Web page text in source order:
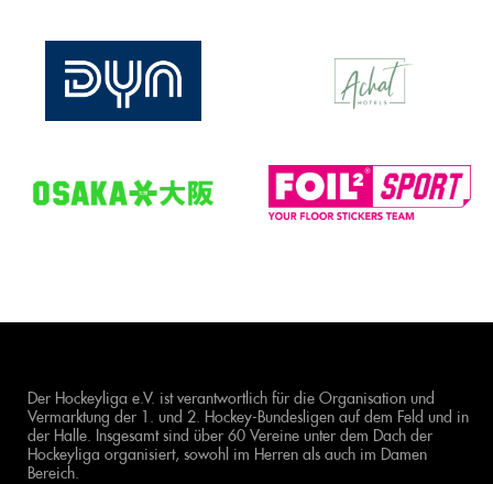
Der Hockeyliga e.V. ist verantwortlich für die Organisation und
Vermarktung der 1. und 2. Hockey-Bundesligen auf dem Feld und in
der Halle. Insgesamt sind über 60 Vereine unter dem Dach der
Hockeyliga organisiert, sowohl im Herren als auch im Damen
Bereich.